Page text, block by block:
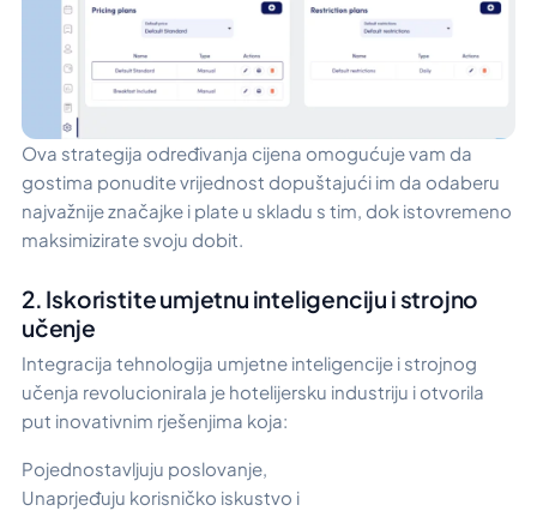
Ova strategija određivanja cijena omogućuje vam da
gostima ponudite vrijednost dopuštajući im da odaberu
najvažnije značajke i plate u skladu s tim, dok istovremeno
maksimizirate svoju dobit.
2. Iskoristite umjetnu inteligenciju i strojno
učenje
Integracija tehnologija umjetne inteligencije i strojnog
učenja revolucionirala je hotelijersku industriju i otvorila
put inovativnim rješenjima koja:
Pojednostavljuju poslovanje,
Unaprjeđuju korisničko iskustvo i